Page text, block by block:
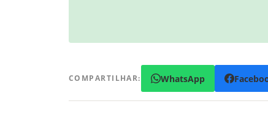
COMPARTILHAR: WhatsApp